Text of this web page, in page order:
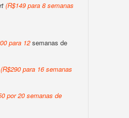
(R$149 para 8 semanas
para 12semanas de
(R$290 para 16 semanas
por 20 semanas de